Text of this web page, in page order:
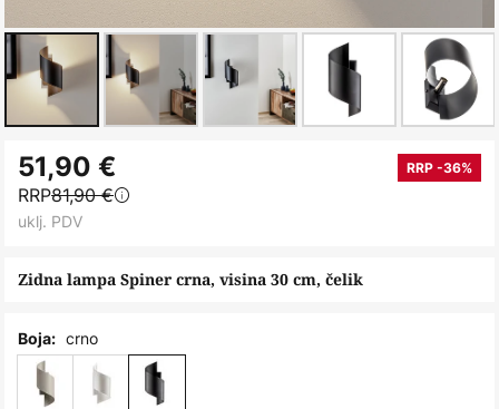
to
the
beginning
the
gallery
Zidna lampa Spiner crna, visina 30 cm, čelik
51,90 € RRP -36%
RRP81,90 €
uklj. PDV
Boja: crno